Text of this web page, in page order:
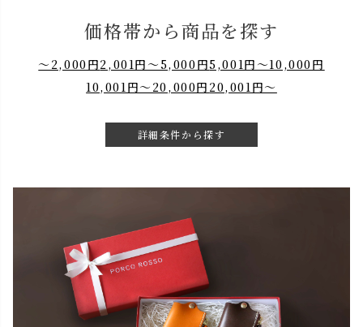
価格帯から商品を探す
～2,000円2,001円～5,000円5,001円～10,000円
10,001円～20,000円 20,001円～
詳細条件から探す